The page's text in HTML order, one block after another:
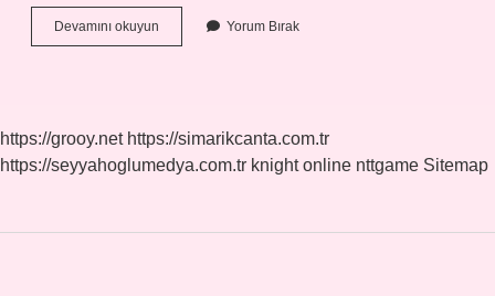
Devamını okuyun
Süre
Yorum Bırak
https://grooy.net https://simarikcanta.com.tr
https://seyyahoglumedya.com.tr knight online nttgame Sitemap